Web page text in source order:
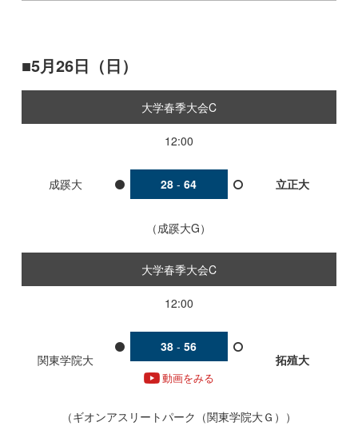
5月26日（日）
大学春季大会C
12:00
成蹊大 28 - 64 立正大
成蹊大G
大学春季大会C
12:00
関東学院大
38 - 56
動画をみる
拓殖大
ギオンアスリートパーク（関東学院大Ｇ）